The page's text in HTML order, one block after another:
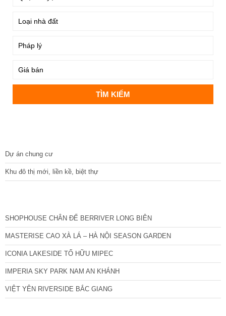
Dự án chung cư
Khu đô thị mới, liền kề, biệt thự
SHOPHOUSE CHÂN ĐẾ BERRIVER LONG BIÊN
MASTERISE CAO XÀ LÁ – HÀ NỘI SEASON GARDEN
ICONIA LAKESIDE TỐ HỮU MIPEC
IMPERIA SKY PARK NAM AN KHÁNH
VIỆT YÊN RIVERSIDE BẮC GIANG